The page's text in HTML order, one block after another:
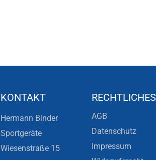
KONTAKT
Hermann Binder
Sportgeräte
Wiesenstraße 15
RECHTLICHES
AGB
Datenschutz
Impressum